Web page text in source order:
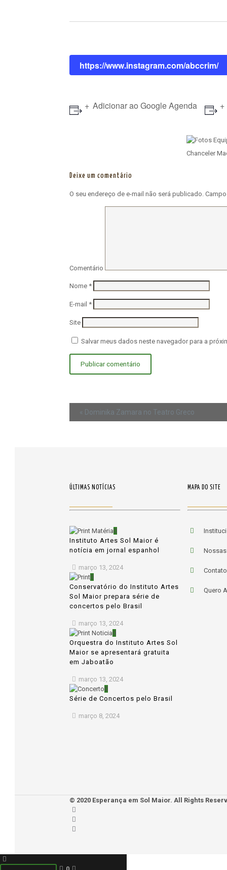
https://www.instagram.com/abccrim/
Adicionar ao Google Agenda
Chanceler
Deixe um comentário
O seu endereço de e-mail não será publicado.
Comentário
Nome *
E-mail *
Site
Salvar meus dados neste navegador para a
Navegação
« Dominika Zamara no Teatro Greco
ÚLTIMAS NOTÍCIAS
0
Instituto Artes Sol Maior é
notícia em jornal espanhol
março 13, 2024
0
Conservatório do Instituto Artes
Sol Maior prepara série de
concertos pelo Brasil
março 13, 2024
0
Orquestra do Instituto Artes Sol
Maior se apresentará gratuita
em Jaboatão
março 13, 2024
0
Série de Concertos pelo Brasil
março 8, 2024
MAPA DO SITE
Contato
Quero
© 2020 Esperança em Sol Maior. All Rights
0